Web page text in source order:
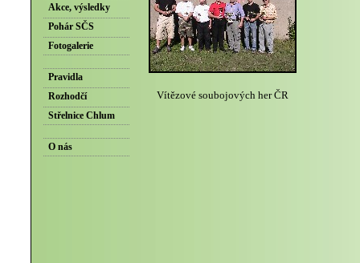
Akce, výsledky
Pohár SČS
Fotogalerie
Pravidla
Rozhodčí
Střelnice Chlum
O nás
Vítězové soubojových her ČR